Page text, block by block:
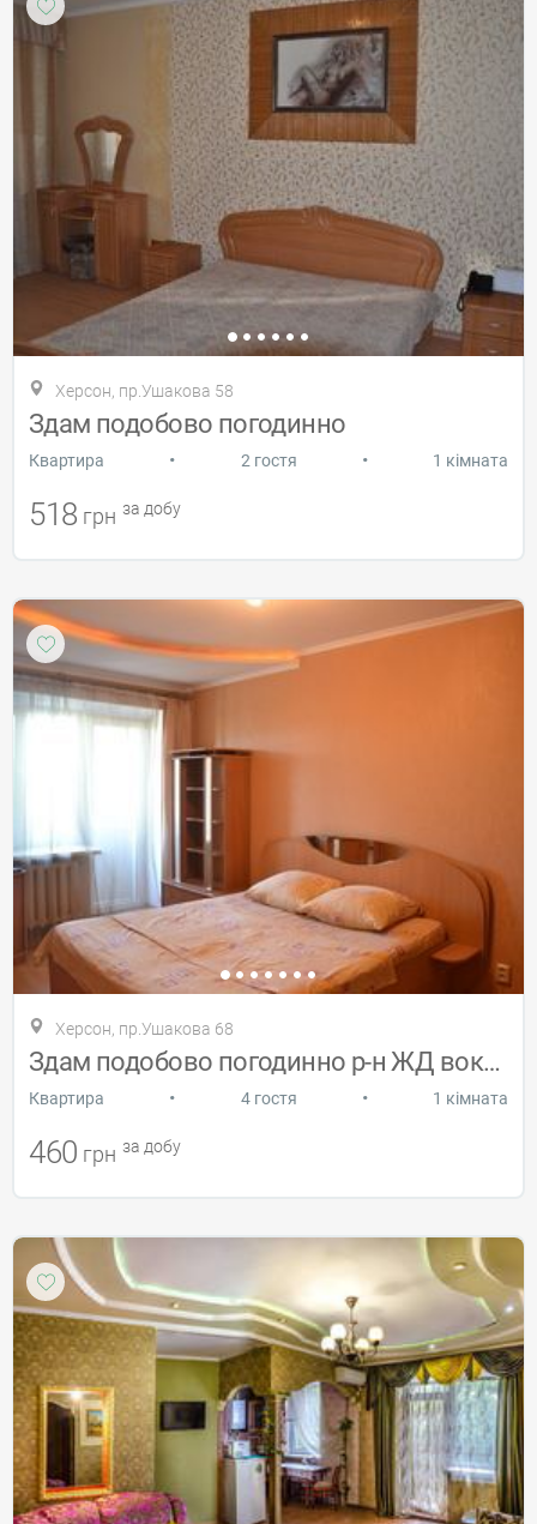
Херсон, пр.Ушакова 58
Здам подобово погодинно
Квартира • 2 гостя • 1 кімната
518 грн за добу
Херсон, пр.Ушакова 68
Здам подобово погодинно р-н ЖД вокзалу
Квартира • 4 гостя • 1 кімната
460 грн за добу